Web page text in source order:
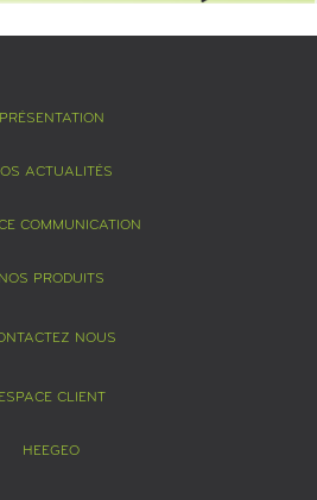
PRÉSENTATION
ACTUALITÉS
COMMUNICATION
NOS PRODUITS
NOUS
ESPACE CLIENT
HEEGEO